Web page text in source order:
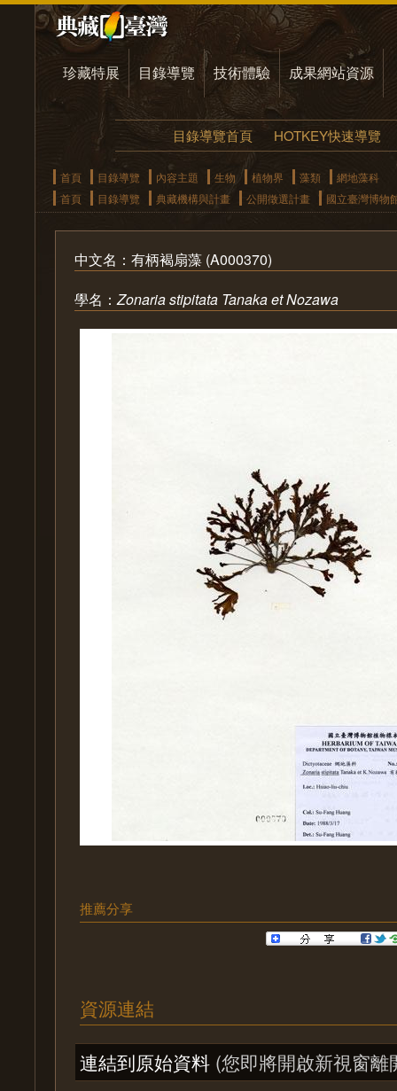
珍藏特展 目錄導覽 技術體驗 成果網站資源
目錄導覽首頁 HOTKEY快速導覽
首頁 目錄導覽 內容主題 生物 植物界 藻類
網地藻科
首頁
目錄導覽 典藏機構與計畫 公開徵選計畫 國立臺灣博物
中文名：有柄褐扇藻 (A000370)
學名：Zonaria stipitata Tanaka et Nozawa
推薦分享
資源連結
連結到原始資料 (您即將開啟新視窗離